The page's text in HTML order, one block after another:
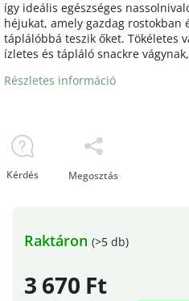
3 670 Ft
Raktáron (>5 db)
így ideális egészséges
héjukat, amely gazdag rostokban
táplálóbbá teszik őket. Tökéletes
ízletes és tápláló snackre
Részletes információ
Kérdés Megosztás